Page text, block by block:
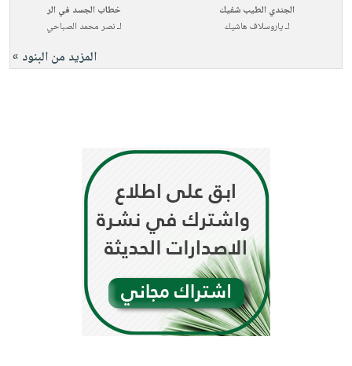
الجندي الطيب شفيك
لـياروسلاف هاشيك
خطاب الجسد في الر
لـنصر محمد الصباحي
المزيد من البنود »